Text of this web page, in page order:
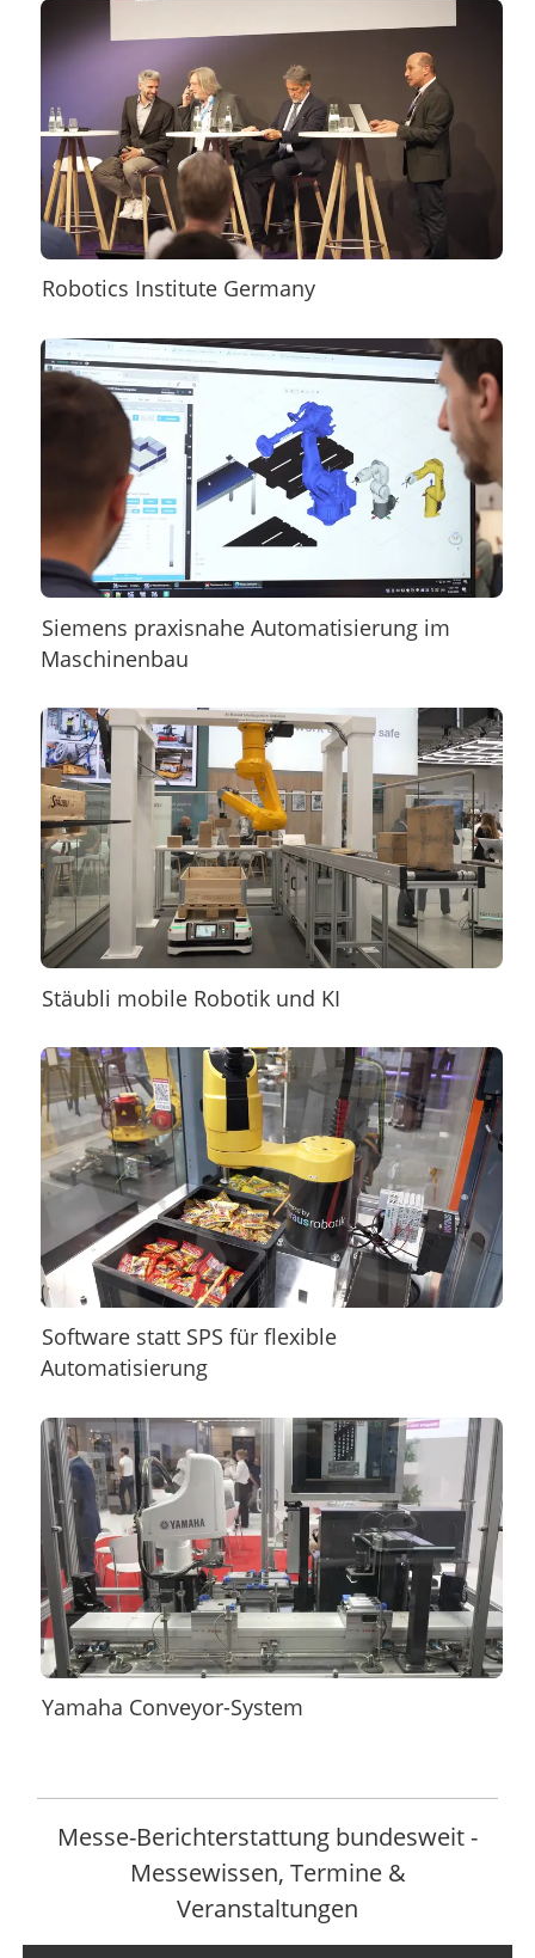
Robotics Institute Germany
Siemens praxisnahe Automatisierung im
Maschinenbau
Stäubli mobile Robotik und KI
Software statt SPS für flexible
Automatisierung
Yamaha Conveyor-System
Messe-Berichterstattung bundesweit -
Messewissen, Termine &
Veranstaltungen